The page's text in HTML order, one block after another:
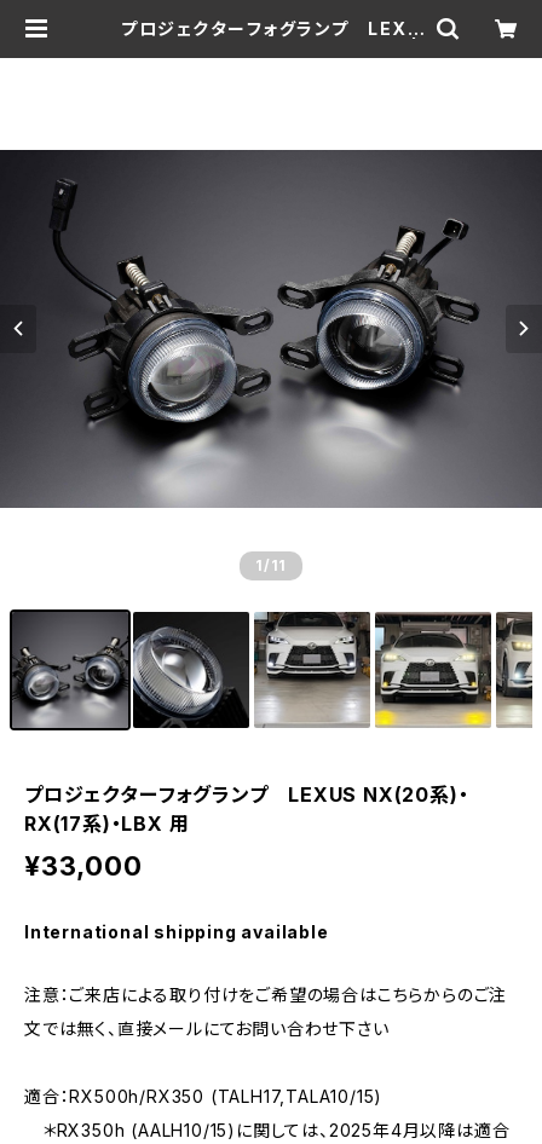
プロジェクターフォグランプ LEXU
1 /11
プロジェクターフォグランプ LEXUS NX(20系)・
RX(17系)・LBX 用
¥33,000
International shipping available
注意：ご来店による取り付けをご希望の場合はこちらからのご注
文では無く、直接メールにてお問い合わせ下さい
適合：RX500h/RX350 (TALH17,TALA10/15)
＊RX350h (AALH10/15)に関しては、2025年4月以降は適合